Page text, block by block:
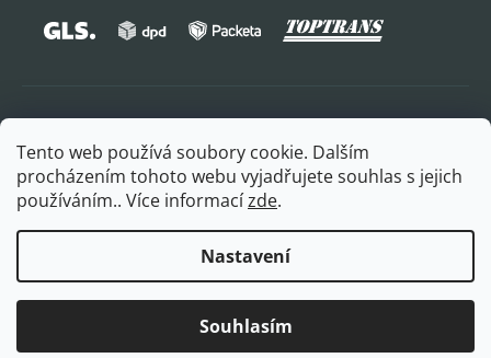
Tento web používá soubory cookie. Dalším
procházením tohoto webu vyjadřujete souhlas s jejich
používáním.. Více informacízde.
Nastavení
Souhlasím
Vytvořil Shoptet Premium
Copyright 2026FITPLUS. Všechna práva vyhrazena.